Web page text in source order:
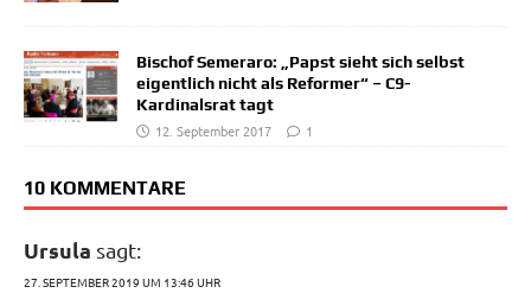
Bischof Semeraro: „Papst sieht sich selbst
eigentlich nicht als Reformer“ – C9-
Kardinalsrat tagt
12. September 2017
1
10 KOMMENTARE
Ursula sagt:
27. SEPTEMBER 2019 UM 13:46 UHR